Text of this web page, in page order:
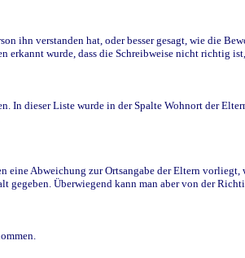
verstanden hat, oder besser gesagt, wie die
wurde, dass die Schreibweise nicht richtig
dieser Liste wurde in der Spalte Wohnort der
Abweichung zur Ortsangabe der Eltern
Überwiegend kann man aber von der